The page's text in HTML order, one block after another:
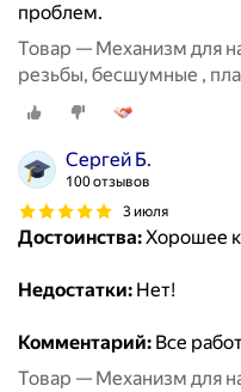
проблем.
Товар — Механизм для
резьбы, бесшумные ,
класса, размер 8мм
Сергей Б.
100 отзывов
3 июля
Достоинства:Хорошее
Недостатки: Нет!
Комментарий: Все
Товар — Механизм для